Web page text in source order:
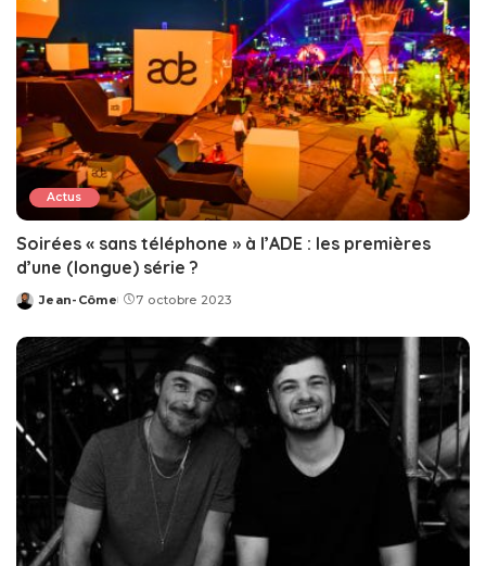
Actus
Soirées « sans téléphone » à l’ADE : les premières
d’une (longue) série ?
Posted
Jean-Côme 7 octobre 2023